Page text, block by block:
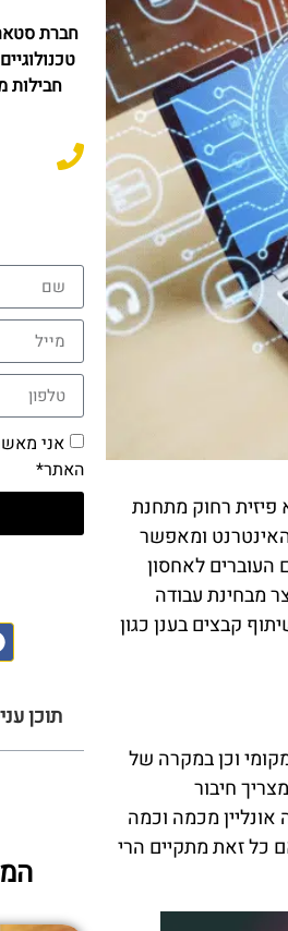
פיזית רחוק מתחנת
ומאפשר
העוברים לאחסון
מבחינת עבודה
קבצים בענן כגון
וכן במקרה של
חיבור
אונליין מכמה וכמה
כל זאת מתקיים הרי
חברת
חבילות
אני
האתר*
תוכן